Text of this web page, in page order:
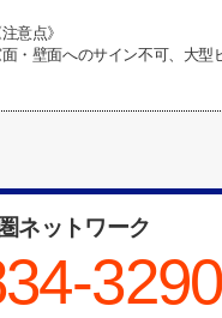
注意点》
・壁面へのサイン不可、大型
ネットワーク
3290